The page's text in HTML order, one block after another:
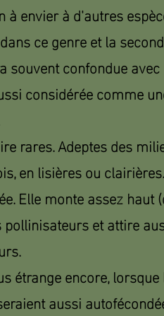
envier à d'autres
ce genre et la
confondue avec
considérée comme
rares. Adeptes des
en lisières ou clairières.
Elle monte assez haut
et attire
étrange encore, lorsque
aussi